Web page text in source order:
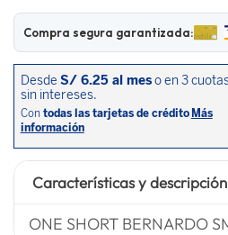
Compra segura garantizada:
Características y descripción
ONE SHORT BERNARDO